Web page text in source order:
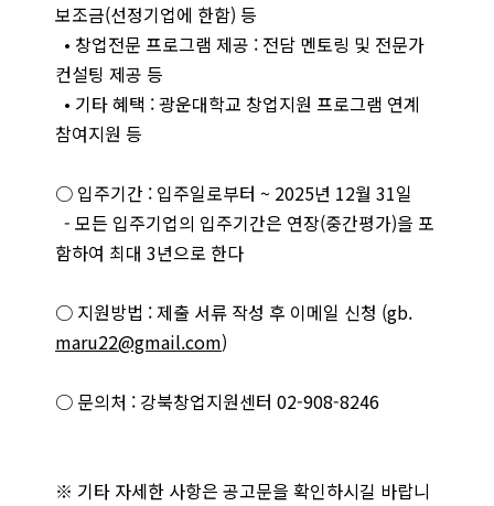
보조금(선정기업에 한함) 등
• 창업전문 프로그램 제공 : 전담 멘토링 및 전문가
컨설팅 제공 등
• 기타 혜택 : 광운대학교 창업지원 프로그램 연계
참여지원 등
○ 입주기간 : 입주일로부터 ~ 2025년 12월 31일
- 모든 입주기업의 입주기간은 연장(중간평가)을 포
함하여 최대 3년으로 한다
○ 지원방법 : 제출 서류 작성 후 이메일 신청 (gb.
maru22@gmail.com)
○ 문의처 : 강북창업지원센터 02-908-8246
※ 기타 자세한 사항은 공고문을 확인하시길 바랍니